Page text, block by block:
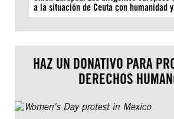
a la situación de Ceuta con humanidad
HAZ UN DONATIVO PARA
DERECHOS